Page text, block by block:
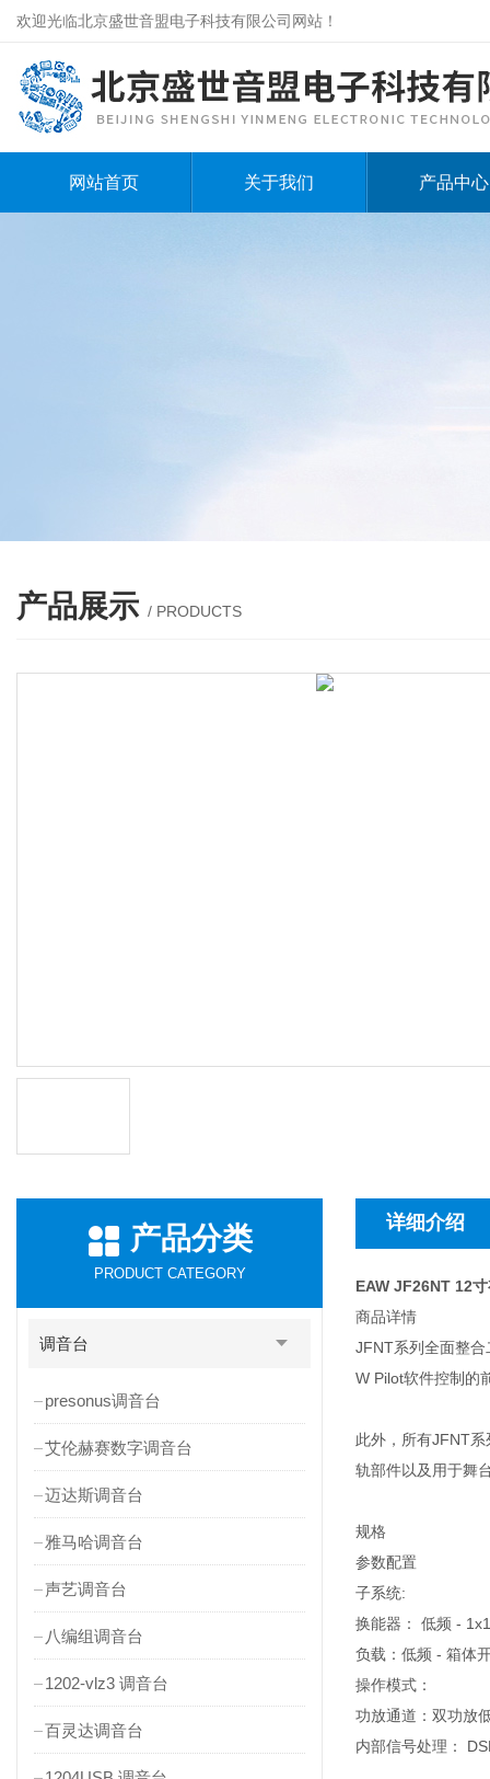
欢迎光临北京盛世音盟电子科技有限公司网站！
网站首页 关于我们 产品中心
产品展示 / PRODUCTS
产品分类
PRODUCT CATEGORY
调音台
presonus调音台
艾伦赫赛数字调音台
迈达斯调音台
雅马哈调音台
声艺调音台
八编组调音台
1202-vlz3 调音台
百灵达调音台
详细介绍
EAW JF26NT 12
商品详情
JFNT系列全面整
W Pilot软件控制的
此外，所有JFNT
轨部件以及用于舞
规格
参数配置
子系统:
换能器： 低频 -
负载：低频 - 箱体
操作模式：
功放通道：双功放
内部信号处理：